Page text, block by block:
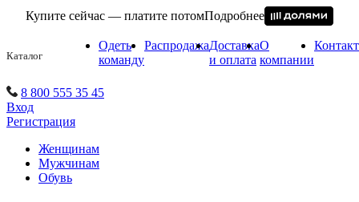
Купите сейчас — платите потомПодробнее
Каталог
Одеть
команду
РаспродажаДоставка
и оплата
О
компании
8 800 555 35 45
Вход
Регистрация
Женщинам
Мужчинам
Обувь